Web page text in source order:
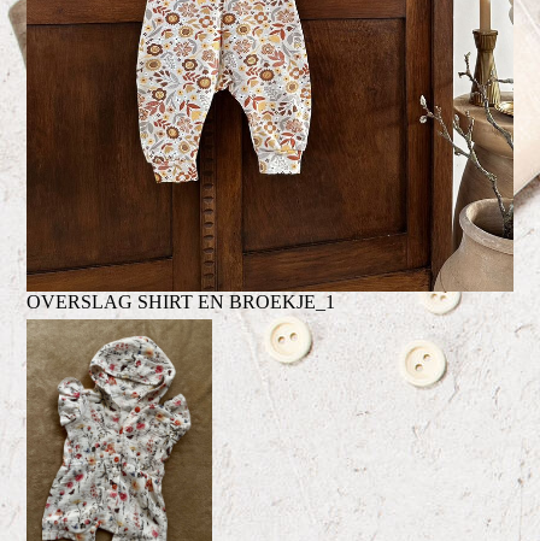
OVERSLAG SHIRT EN BROEKJE_1